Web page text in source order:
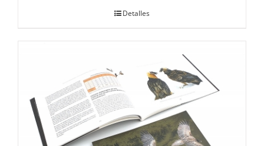
Detalles